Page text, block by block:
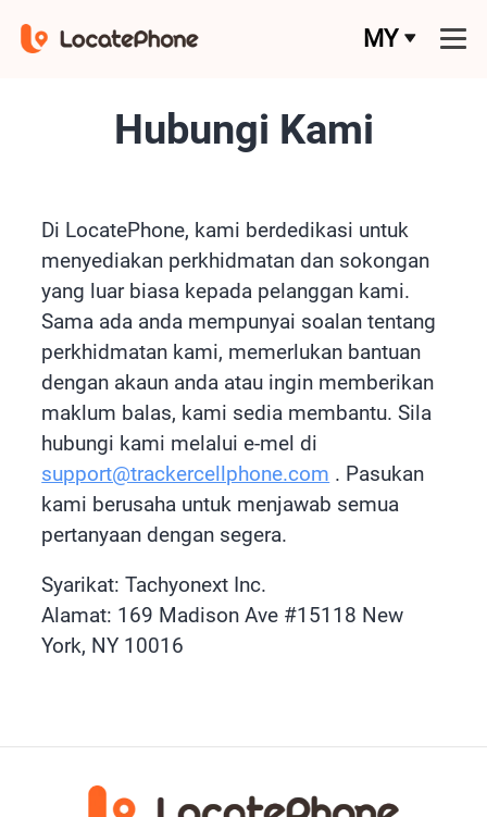
MY
Hubungi Kami
Di LocatePhone, kami berdedikasi untuk
menyediakan perkhidmatan dan sokongan
yang luar biasa kepada pelanggan kami.
Sama ada anda mempunyai soalan tentang
perkhidmatan kami, memerlukan bantuan
dengan akaun anda atau ingin memberikan
maklum balas, kami sedia membantu. Sila
hubungi kami melalui e-mel di
support@trackercellphone.com . Pasukan
kami berusaha untuk menjawab semua
pertanyaan dengan segera.
Syarikat: Tachyonext Inc.
Alamat: 169 Madison Ave #15118 New
York, NY 10016